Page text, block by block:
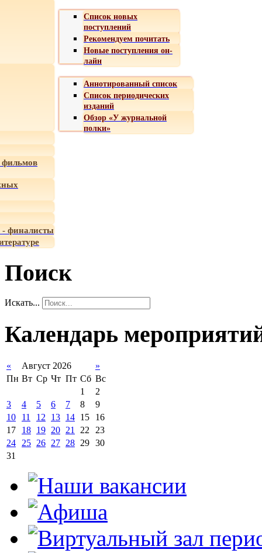
Список новых
поступлений
Рекомендуем почитать
Новые поступления он-
лайн
Аннотированный список
Список периодических
изданий
Обзор «У журнальной
полки»
- финалисты
Поиск
Искать...
Календарь
« Август 2026
»
Пн Вт Ср Чт Пт Сб Вс
1
2
3
4 5 6 7 8
9
10
11 12 13 14 15
16
17
18 19 20 21 22
23
24
25 26 27 28 29 30
31